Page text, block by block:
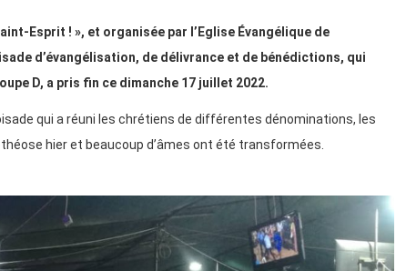
Esprit ! », et organisée par l’Eglise Évangélique de
d’évangélisation, de délivrance et de bénédictions, qui
D, a pris fin ce dimanche 17 juillet 2022.
qui a réuni les chrétiens de différentes dénominations, les
hier et beaucoup d’âmes ont été transformées.